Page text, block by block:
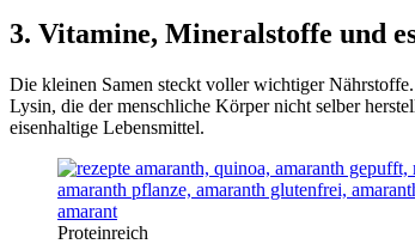
3. Vitamine, Mineralstoffe und
Die kleinen Samen steckt voller wichtiger
Lysin, die der menschliche Körper nicht selber
eisenhaltige Lebensmittel.
Proteinreich